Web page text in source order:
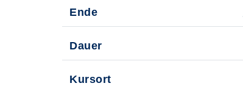
Ende
Dauer
Kursort